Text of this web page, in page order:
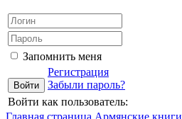
Запомнить меня
Регистрация
Забыли пароль?
Войти как пользователь:
Главная страница Армянские книги